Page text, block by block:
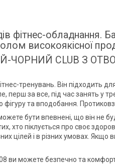
фітнес-обладнання.
високоякісної
ЧОРНИЙ CLUB З
тренувань. Він підходить
перш за все, під час занять у
фігуру та вподобання.
бути впевнені, що він не
хто піклується про своє
цілей і в різних умовах.
ви можете безпечно та